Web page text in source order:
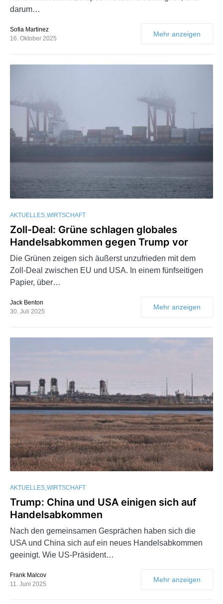
darum…
Sofia Martinez
16. Oktober 2025
Mehr anzeigen
AKTUELLES WIRTSCHAFT
Zoll-Deal: Grüne schlagen globales
Handelsabkommen gegen Trump vor
Die Grünen zeigen sich äußerst unzufrieden mit dem
Zoll-Deal zwischen EU und USA. In einem fünfseitigen
Papier, über…
Jack Benton
30. Juli 2025
Mehr anzeigen
AKTUELLES WIRTSCHAFT
Trump: China und USA einigen sich auf
Handelsabkommen
Nach den gemeinsamen Gesprächen haben sich die
USA und China sich auf ein neues Handelsabkommen
geeinigt. Wie US-Präsident…
Frank Malcov
11. Juni 2025
Mehr anzeigen